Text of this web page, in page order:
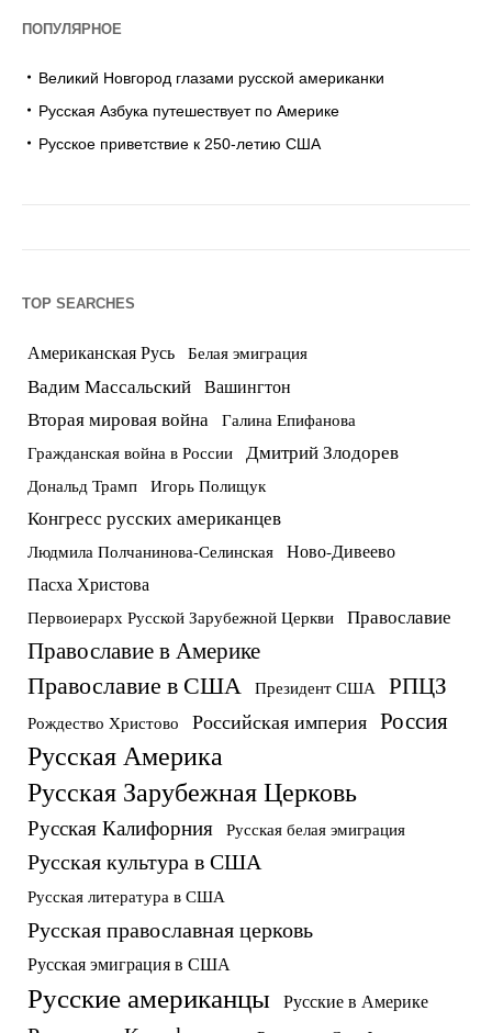
ПОПУЛЯРНОЕ
Великий Новгород глазами русской американки
Русская Азбука путешествует по Америке
Русское приветствие к 250-летию США
TOP SEARCHES
Американская Русь Белая эмиграция
Вадим Массальский Вашингтон
Вторая мировая война Галина Епифанова
Гражданская война в России Дмитрий Злодорев
Дональд Трамп Игорь Полищук
Конгресс русских американцев
Людмила Полчанинова-Селинская Ново-Дивеево
Пасха Христова
Первоиерарх Русской Зарубежной Церкви Православие
Православие в Америке
Православие в США Президент США РПЦЗ
Рождество Христово Российская империя Россия
Русская Америка
Русская Зарубежная Церковь
Русская Калифорния Русская белая эмиграция
Русская культура в США
Русская литература в США
Русская православная церковь
Русская эмиграция в США
Русские американцы Русские в Америке